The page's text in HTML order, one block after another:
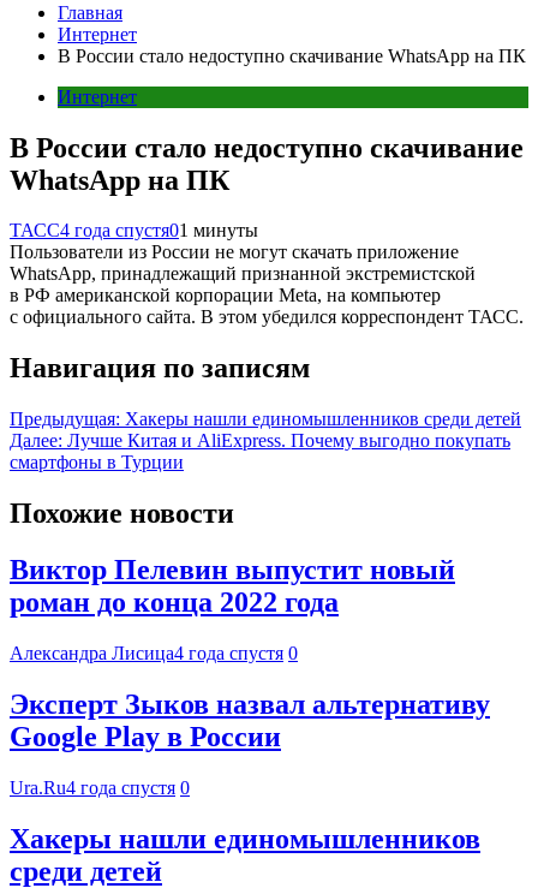
Главная
Интернет
В России стало недоступно скачивание WhatsApp на ПК
Интернет
В России стало недоступно скачивание
WhatsApp на ПК
ТАСС4 года спустя01 минуты
Пользователи из России не могут скачать приложение
WhatsApp, принадлежащий признанной экстремистской
в РФ американской корпорации Meta, на компьютер
с официального сайта. В этом убедился корреспондент ТАСС.
Навигация по записям
Предыдущая: Хакеры нашли единомышленников среди детей
Далее: Лучше Китая и AliExpress. Почему выгодно покупать
смартфоны в Турции
Похожие новости
Виктор Пелевин выпустит новый
роман до конца 2022 года
Александра Лисица4 года спустя 0
Эксперт Зыков назвал альтернативу
Google Play в России
Ura.Ru4 года спустя 0
Хакеры нашли единомышленников
среди детей